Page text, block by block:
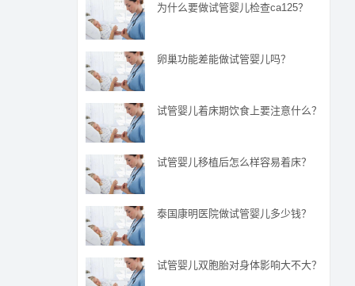
为什么要做试管婴儿检查ca125？
卵巢功能差能做试管婴儿吗？
试管婴儿着床期饮食上要注意什么？
试管婴儿移植后怎么样容易着床？
泰国康明医院做试管婴儿多少钱？
试管婴儿双胞胎对身体影响大不大？